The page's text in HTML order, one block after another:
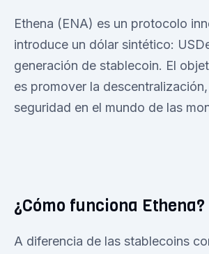
Ethena (ENA) es un protocolo
introduce un dólar sintético:
generación de stablecoin. El
es promover la
seguridad en el mundo de las
¿Cómo funciona Ethena?
A diferencia de las stablecoins